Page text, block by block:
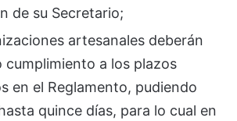
de su Secretario;
artesanales deberán
cumplimiento a los plazos
en el Reglamento, pudiendo
quince días, para lo cual en